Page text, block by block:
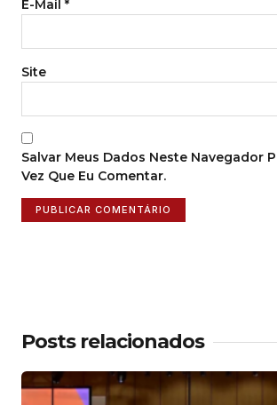
E-Mail *
Site
Salvar Meus Dados Neste Navegador
Vez Que Eu Comentar.
Posts relacionados